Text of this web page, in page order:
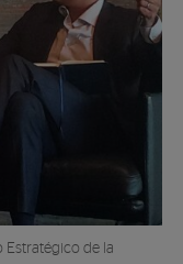
Estratégico de la